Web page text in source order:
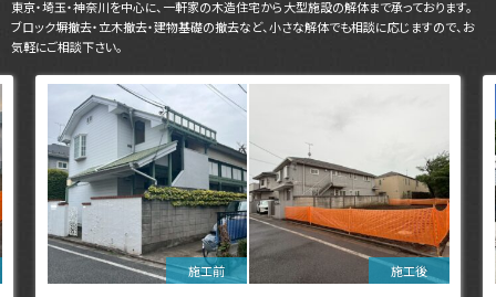
東京・埼玉・神奈川を中心に、一軒家の木造住宅から大型施設の解体まで承っております。
ブロック塀撤去・立木撤去・建物基礎の撤去など、小さな解体でも相談に応じますので、お
気軽にご相談下さい。